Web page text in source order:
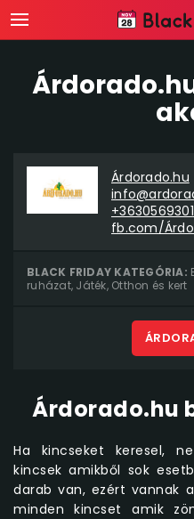
Árdorado.hu
BLACK FRIDAY KATEGÓRIA:
ruházat, Játék, Otthon és kert
Árdorado.hu
Ha kincseket keresel,
kincsek amikből sok
darab van, ezért vannak
minden kincset amik